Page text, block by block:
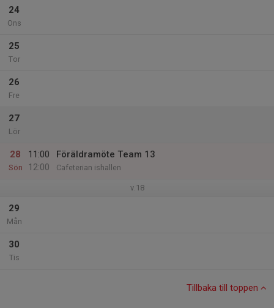
24
Ons
25
Tor
26
Fre
27
Lör
28
Sön
11:00
12:00
Föräldramöte Team 13
Cafeterian ishallen
v.18
29
Mån
30
Tis
Tillbaka till toppen